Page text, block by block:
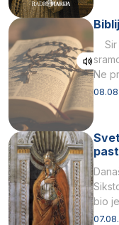
Sir
Ne
bio